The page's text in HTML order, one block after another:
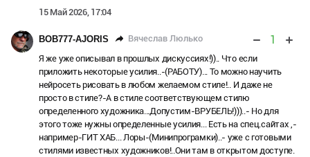
15 Май 2026, 17:04
BOB777-AJORIS Вячеслав Люлько 1
Я же уже описывал в прошлых дискуссиях!)).. Что если
приложить некоторые усилия..-(РАБОТУ)... То можно научить
нейросеть рисовать в любом желаемом стиле!.. И даже не
просто в стиле?-А в стиле соответствующем стилю
определенного художника...Допустим-ВРУБЕЛЬ!)))..- Но для
этого тоже нужны определенные усилия... Есть на спец.сайтах ,-
например-ГИТ ХАБ... Лоры-(Минипрограмки)..- уже с готовыми
стилями известных художников!..Они там в открытом доступе.